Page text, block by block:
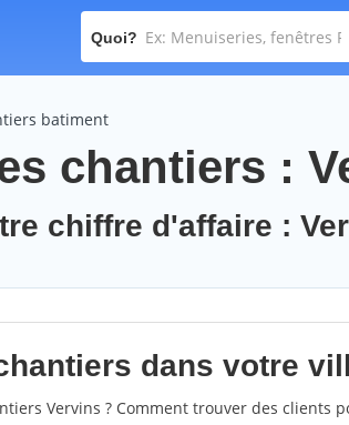
Quoi?
batiment
chantiers :
chiffre d'affaire :
dans votre
Vervins ? Comment trouver des clients